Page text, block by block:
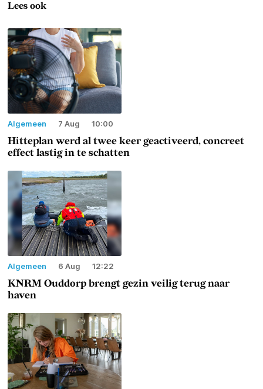
Lees ook
Algemeen 7 Aug 10:00
Hitteplan werd al twee keer geactiveerd, concreet
effect lastig in te schatten
Algemeen 6 Aug 12:22
KNRM Ouddorp brengt gezin veilig terug naar
haven